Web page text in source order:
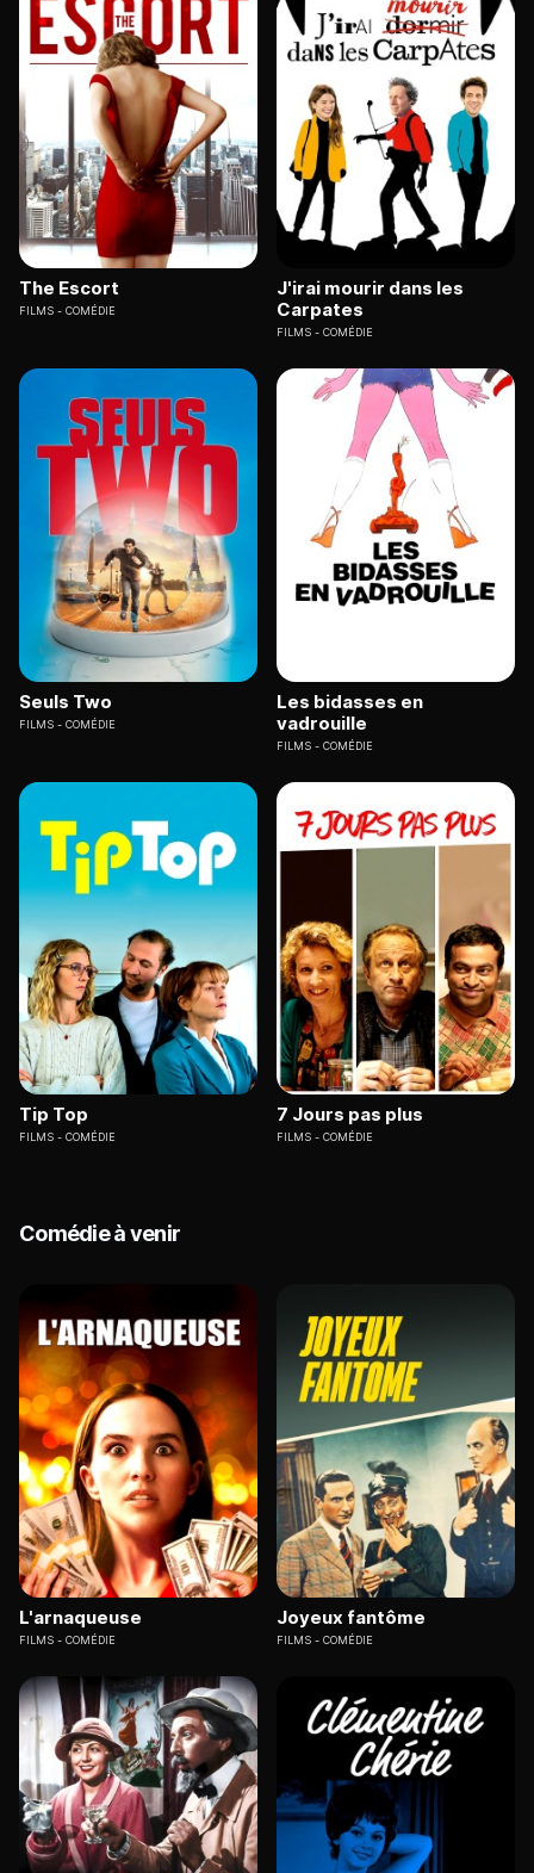
The Escort
FILMS COMÉDIE
J'irai mourir dans les
Carpates
FILMS COMÉDIE
Seuls Two
FILMS COMÉDIE
Les bidasses en
vadrouille
FILMS COMÉDIE
Tip Top
FILMS COMÉDIE
7 Jours pas plus
FILMS COMÉDIE
Comédie à venir
L'arnaqueuse
FILMS COMÉDIE
Joyeux fantôme
FILMS COMÉDIE